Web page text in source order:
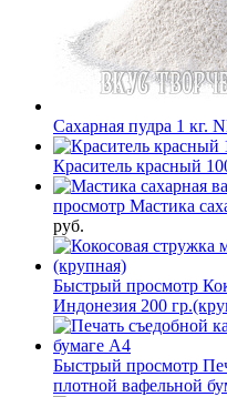
Сахарная пудра 1 кг.
Краситель красный
просмотр Мастика
руб.
Быстрый просмотр
Индонезия 200
Быстрый просмотр
плотной вафельной